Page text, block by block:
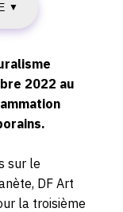
▼
2022 au
sur le
DF Art
la troisième